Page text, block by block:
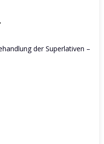
der Superlativen –